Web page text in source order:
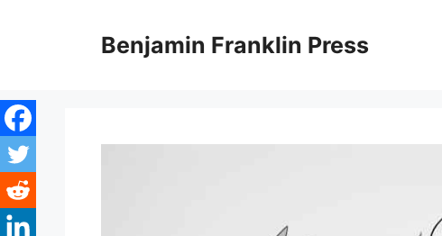
Benjamin Franklin Press